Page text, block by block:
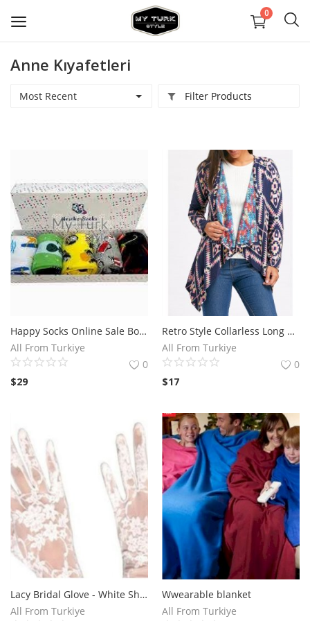
0
Sell
Ayakkabılar
Mücevher
Çanta ve Cüzdanlar
Aksesuarlar
Ev Tekstili
Web Hizmetleri
Servis ve Hizmetler
Tatil Otelleri ve Turlar
kozmetik
Aksesuarlar
Gayrimenkul
Anne Kıyafetleri
Most Recent Filter Products
Happy Socks Online Sale Boxed
All From Turkiye
0
$29
Retro Style Collarless Long Sleeve Loose-Fitting Ethnic Print Women's Cardigan
All From Turkiye
0
$17
Lacy Bridal Glove - White Short
All From Turkiye
Wwearable blanket
All From Turkiye